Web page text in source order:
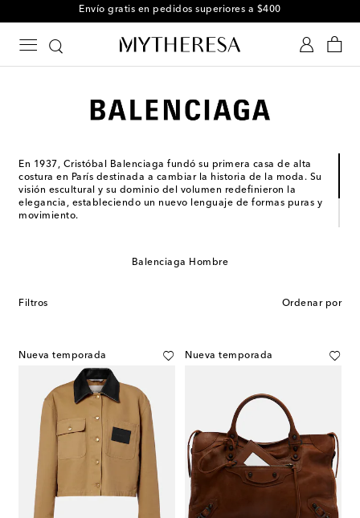
Envío gratis en pedidos superiores a $400
En 1937, Cristóbal Balenciaga fundó su primera casa de alta
costura en París destinada a cambiar la historia de la moda. Su
visión escultural y su dominio del volumen redefinieron la
elegancia, estableciendo un nuevo lenguaje de formas puras y
movimiento.
contemporánea y propuestas únicas que reúnen bolsos, ready-
Balenciaga Hombre
Filtros Ordenar por
Nueva temporada Nueva temporada